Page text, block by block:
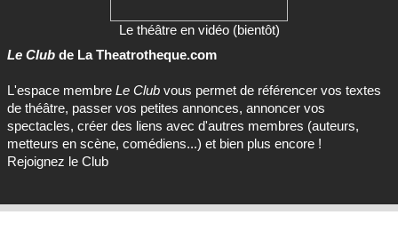
Le théâtre en vidéo (bientôt)
Le Club de La Theatrotheque.com
L'espace membre Le Club vous permet de référencer vos textes
de théâtre, passer vos petites annonces, annoncer vos
spectacles, créer des liens avec d'autres membres (auteurs,
metteurs en scène, comédiens...) et bien plus encore !
Rejoignez le Club